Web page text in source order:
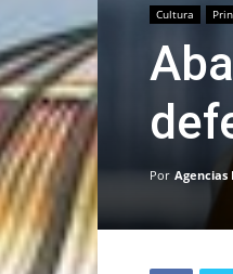
Cultura
Por Agencias